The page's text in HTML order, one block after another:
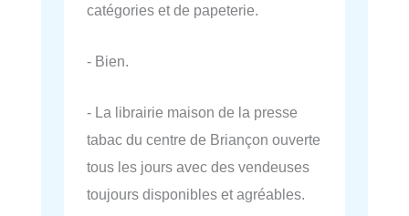
catégories et de papeterie.
- Bien.
- La librairie maison de la presse
tabac du centre de Briançon ouverte
tous les jours avec des vendeuses
toujours disponibles et agréables.